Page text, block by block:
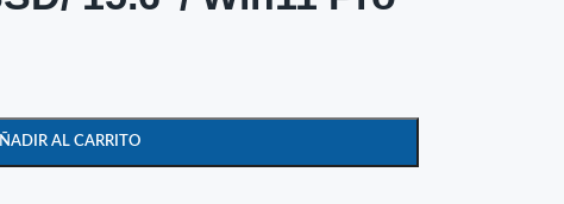
AL CARRITO